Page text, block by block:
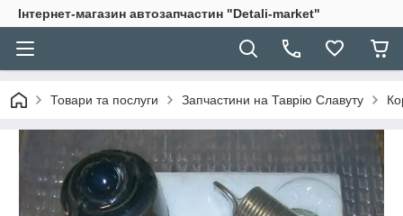
Інтернет-магазин автозапчастин "Detali-market"
Товари та послуги Запчастини на Таврію Славуту